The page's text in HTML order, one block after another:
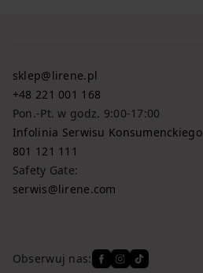
Obserwuj nas:
sklep@lirene.pl
+48 221 001 168
Pon.-Pt. w godz. 9:00-17:00
Infolinia Serwisu Konsumenckiego
801 121 111
Safety Gate:
serwis@lirene.com